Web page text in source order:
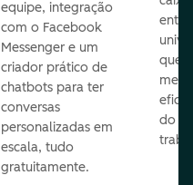
equipe, integração
com o Facebook
Messenger e um
criador prático de
chatbots para ter
conversas
personalizadas em
escala, tudo
gratuitamente.
que
do